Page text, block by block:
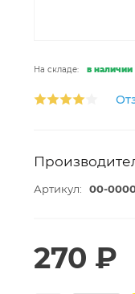
На складе: в наличии
Артикул: 00-
270 ₽